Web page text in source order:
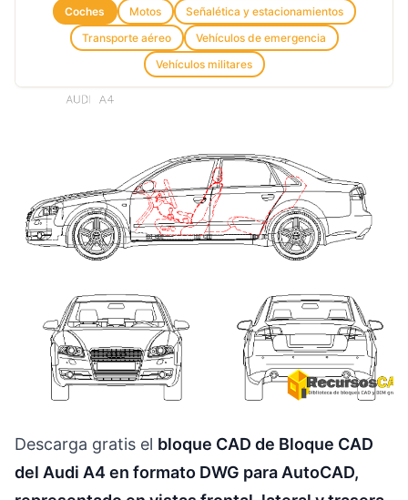
Coches
Motos
Señalética y estacionamientos
Transporte aéreo
Vehículos de emergencia
Vehículos militares
Descarga gratis el bloque CAD de Bloque CAD
del Audi A4 en formato DWG para AutoCAD,